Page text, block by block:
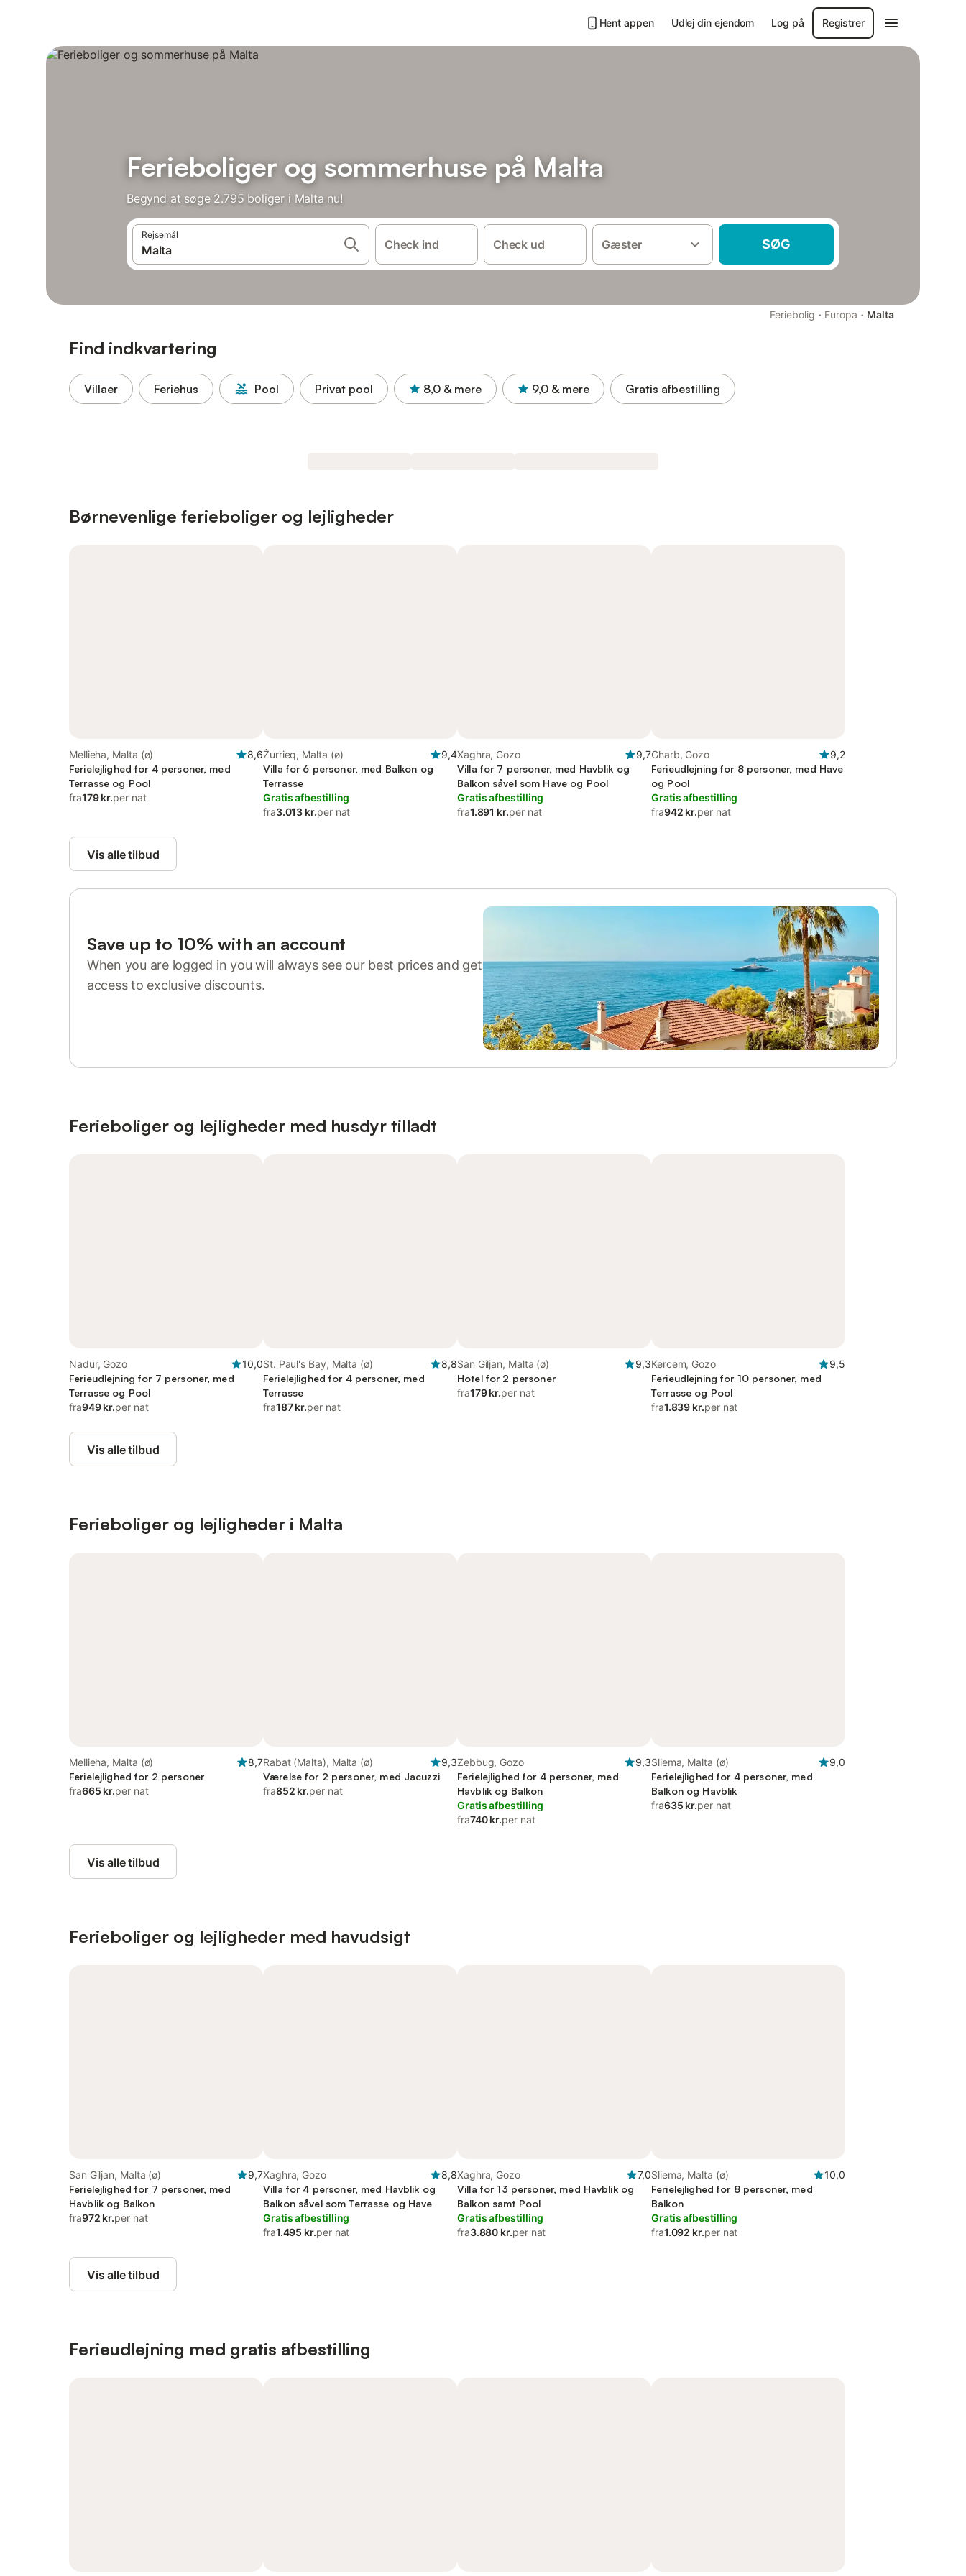
Hent appen Udlej din ejendom Log på Registrer
Ferieboliger og sommerhuse på Malta
Begynd at søge 2.795 boliger i Malta nu!
Rejsemål
Check ind Check ud Gæster SØG
Feriebolig · Europa · Malta
Find indkvartering
Villaer Feriehus Pool Privat pool 8,0 & mere 9,0 & mere Gratis afbestilling
Børnevenlige ferieboliger og lejligheder
Mellieha, Malta (ø)
8,6
Ferielejlighed for 4 personer, med
Terrasse og Pool
fra179 kr.per nat
Żurrieq, Malta (ø)
9,4
Villa for 6 personer, med Balkon og
Terrasse
Gratis afbestilling
fra3.013 kr.per nat
Xaghra, Gozo
9,7
Villa for 7 personer, med Havblik og
Balkon såvel som Have og Pool
Gratis afbestilling
fra1.891 kr.per nat
Gharb, Gozo
9,2
Ferieudlejning for 8 personer, med Have
og Pool
Gratis afbestilling
fra942 kr.per nat
Vis alle tilbud
Save up to 10% with an account
When you are logged in you will always see our best prices and get
access to exclusive discounts.
Ferieboliger og lejligheder med husdyr tilladt
Nadur, Gozo
10,0
Ferieudlejning for 7 personer, med
Terrasse og Pool
fra949 kr.per nat
St. Paul's Bay, Malta (ø)
8,8
Ferielejlighed for 4 personer, med
Terrasse
fra187 kr.per nat
San Giljan, Malta (ø)
9,3
Hotel for 2 personer
fra179 kr.per nat
Kercem, Gozo
9,5
Ferieudlejning for 10 personer, med
Terrasse og Pool
fra1.839 kr.per nat
Vis alle tilbud
Ferieboliger og lejligheder i Malta
Mellieha, Malta (ø)
8,7
Ferielejlighed for 2 personer
fra665 kr.per nat
Rabat (Malta), Malta (ø)
9,3
Værelse for 2 personer, med Jacuzzi
fra852 kr.per nat
Zebbug, Gozo
9,3
Ferielejlighed for 4 personer, med
Havblik og Balkon
Gratis afbestilling
fra740 kr.per nat
Sliema, Malta (ø)
9,0
Ferielejlighed for 4 personer, med
Balkon og Havblik
fra635 kr.per nat
Vis alle tilbud
Ferieboliger og lejligheder med havudsigt
San Giljan, Malta (ø)
9,7
Ferielejlighed for 7 personer, med
Havblik og Balkon
fra972 kr.per nat
Xaghra, Gozo
8,8
Villa for 4 personer, med Havblik og
Balkon såvel som Terrasse og Have
Gratis afbestilling
fra1.495 kr.per nat
Xaghra, Gozo
7,0
Villa for 13 personer, med Havblik og
Balkon samt Pool
Gratis afbestilling
fra3.880 kr.per nat
Sliema, Malta (ø)
10,0
Ferielejlighed for 8 personer, med
Balkon
Gratis afbestilling
fra1.092 kr.per nat
Vis alle tilbud
Ferieudlejning med gratis afbestilling